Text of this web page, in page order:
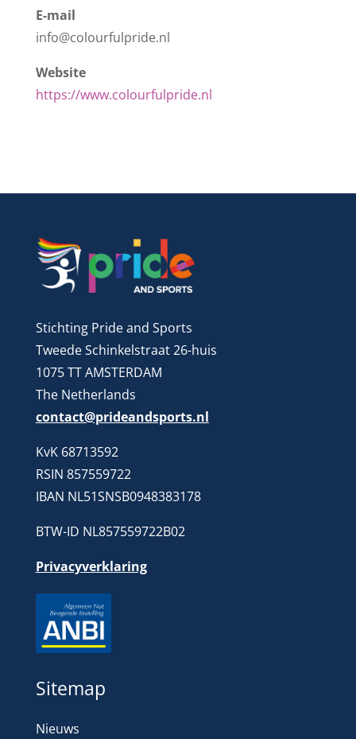
E-mail
info@colourfulpride.nl
Website
https://www.colourfulpride.nl
Stichting Pride and Sports
Tweede Schinkelstraat 26-huis
1075 TT AMSTERDAM
The Netherlands
contact@prideandsports.nl
KvK 68713592
RSIN 857559722
IBAN NL51SNSB0948383178
BTW-ID NL857559722B02
Privacyverklaring
Sitemap
Nieuws